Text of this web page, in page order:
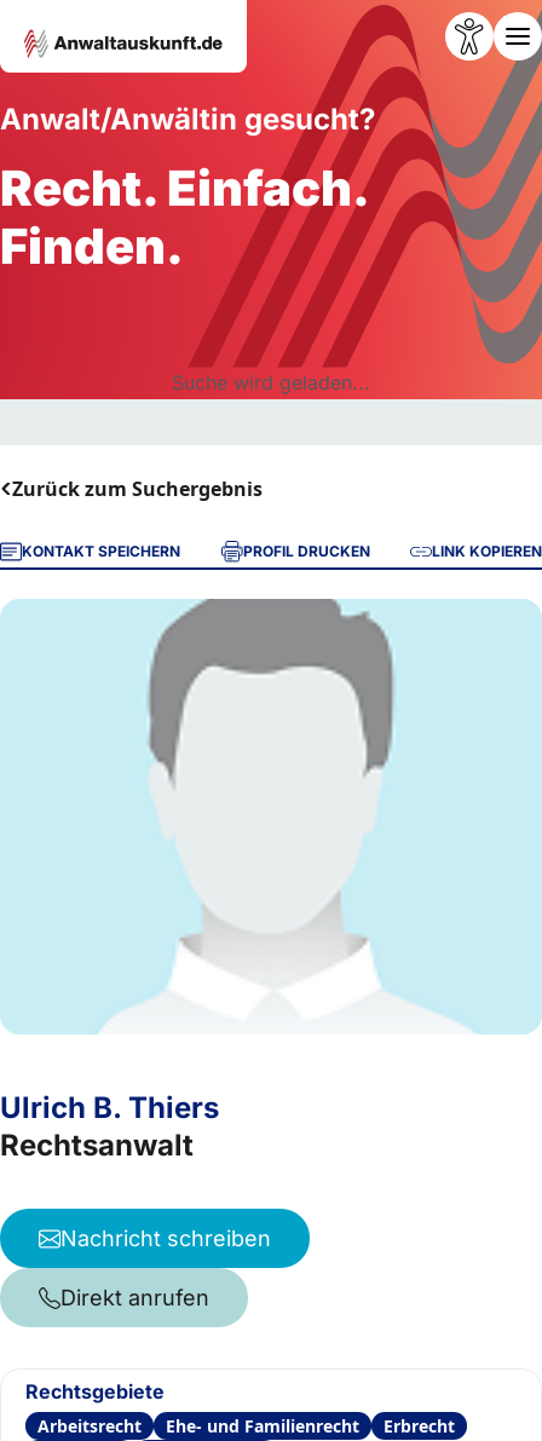
Anwalt/Anwältin gesucht?
Recht. Einfach.
Finden.
Suche wird geladen...
Zurück zum Suchergebnis
KONTAKT SPEICHERN PROFIL DRUCKEN LINK KOPIEREN
Ulrich B. Thiers
Rechtsanwalt
Nachricht schreiben
Direkt anrufen
Rechtsgebiete
Arbeitsrecht Ehe- und Familienrecht
Erbrecht